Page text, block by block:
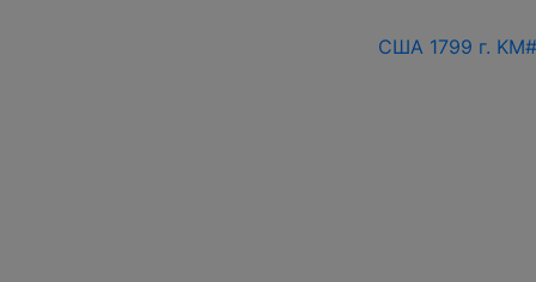
США 1799 г.